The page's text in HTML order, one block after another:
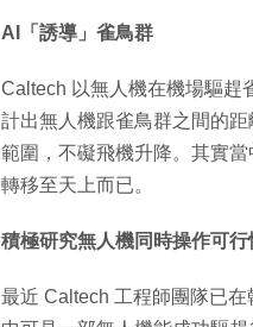
AI「誘導」雀鳥群
Caltech 以無人機在機場驅趕
計出無人機跟雀鳥群之間的
範圍，不礙飛機升降。其實
轉移至天上而已。
積極研究無人機同時操作可行
最近 Caltech 工程師團隊已